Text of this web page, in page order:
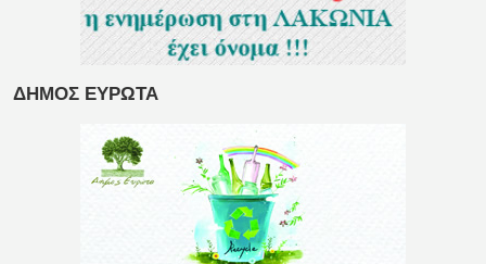
ΔΗΜΟΣ ΕΥΡΩΤΑ